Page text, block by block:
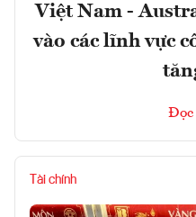
Việt Nam -
vào các lĩnh vực
Đọc
Tài chính